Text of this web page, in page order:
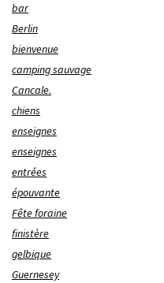
bar
Berlin
bienvenue
camping sauvage
Cancale.
chiens
enseignes
enseignes
entrées
épouvante
Fête foraine
finistère
gelbique
Guernesey